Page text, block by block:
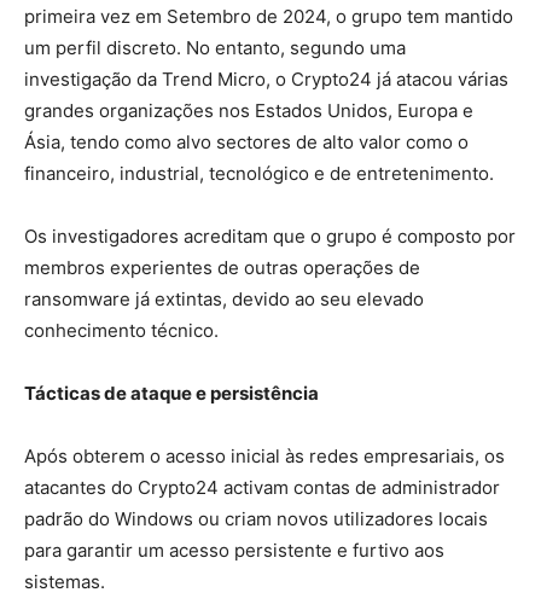
primeira vez em Setembro de 2024, o grupo tem mantido
um perfil discreto. No entanto, segundo uma
investigação da Trend Micro, o Crypto24 já atacou várias
grandes organizações nos Estados Unidos, Europa e
Ásia, tendo como alvo sectores de alto valor como o
financeiro, industrial, tecnológico e de entretenimento.
Os investigadores acreditam que o grupo é composto por
membros experientes de outras operações de
ransomware já extintas, devido ao seu elevado
conhecimento técnico.
Tácticas de ataque e persistência
Após obterem o acesso inicial às redes empresariais, os
atacantes do Crypto24 activam contas de administrador
padrão do Windows ou criam novos utilizadores locais
para garantir um acesso persistente e furtivo aos
sistemas.